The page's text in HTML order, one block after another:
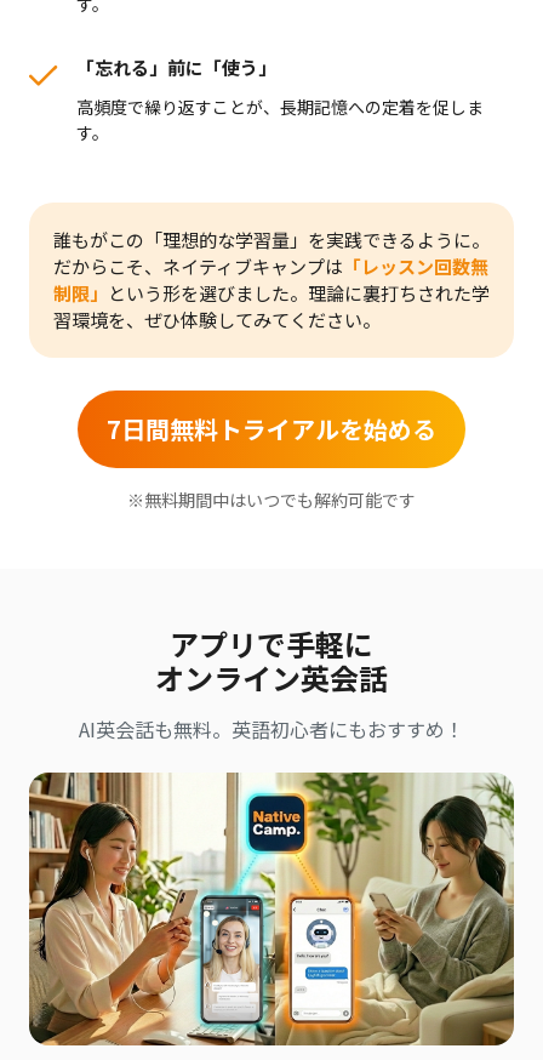
「忘れる」前に「使う」
高頻度で繰り返すことが、長期記憶への定着を促しま
す。
誰もがこの「理想的な学習量」を実践できるように。
だからこそ、ネイティブキャンプは 「レッスン回数無
制限」 という形を選びました。 理論に裏打ちされた学
習環境を、ぜひ体験してみてください。
7日間無料トライアルを始める
※無料期間中はいつでも解約可能です
アプリで手軽に
オンライン英会話
AI英会話も無料。英語初心者にもおすすめ！